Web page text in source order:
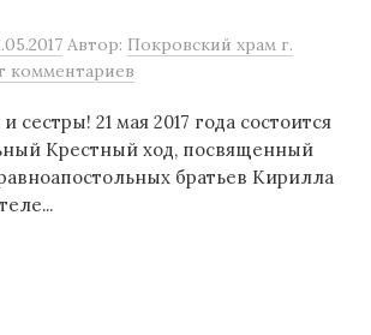
Автор: Покровский храм г.
комментариев
сестры! 21 мая 2017 года состоится
Крестный ход, посвященный
братьев Кирилла